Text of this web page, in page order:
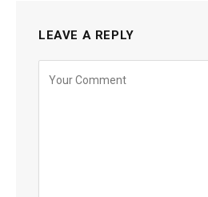
LEAVE A REPLY